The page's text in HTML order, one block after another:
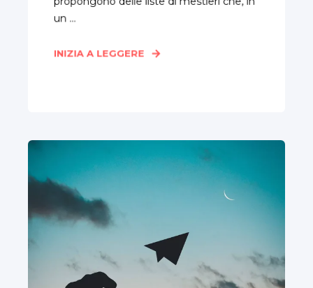
un ...
INIZIA A LEGGERE